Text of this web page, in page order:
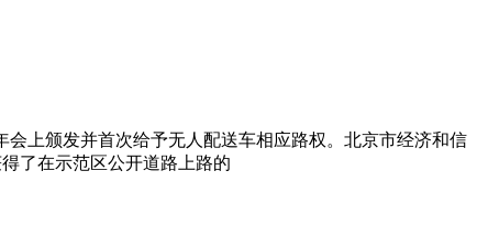
上颁发并首次给予无人配送车相应路权。北京市经济和信
了在示范区公开道路上路的